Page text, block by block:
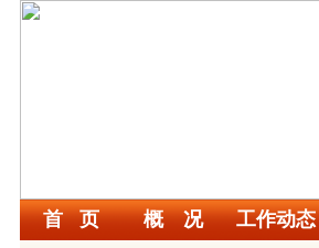
首 页 概 况 工作动态